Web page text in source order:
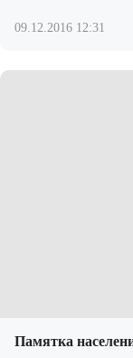
09.12.2016 12:31
Памятка